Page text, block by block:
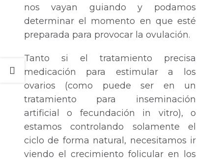
nos vayan guiando y podamos
determinar el momento en que esté
preparada para provocar la ovulación.
Tanto si el tratamiento precisa
medicación para estimular a los
ovarios (como puede ser en un
tratamiento para inseminación
artificial o fecundación in vitro), o
estamos controlando solamente el
ciclo de forma natural, necesitamos ir
viendo el crecimiento folicular en los